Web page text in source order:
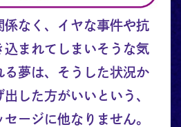
係なく、イヤな事件や抗
込まれてしまいそうな気
る夢は、そうした状況か
した方がいいという、
ージに他なりません。